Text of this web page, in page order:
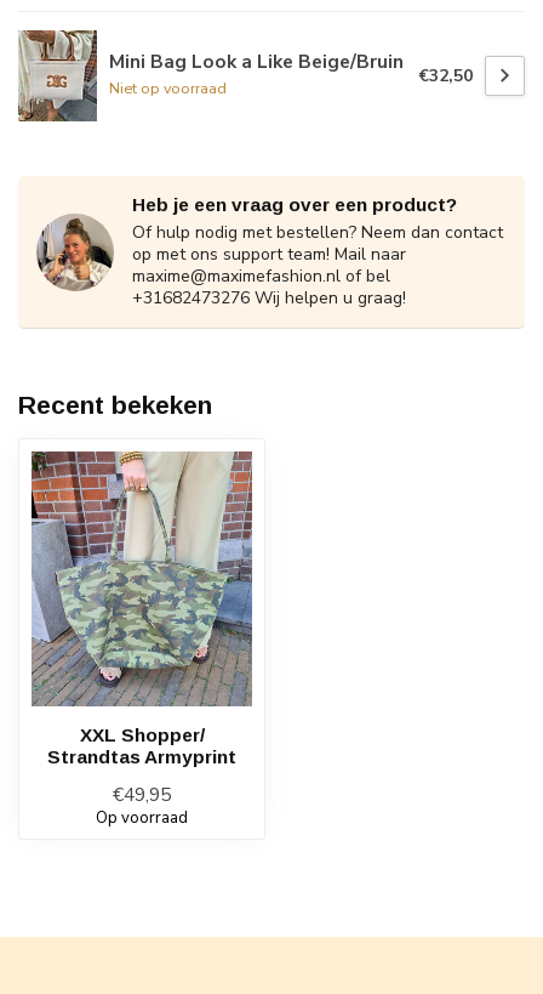
Mini Bag Look a Like Beige/Bruin
Niet op voorraad
€32,50
Heb je een vraag over een product?
Of hulp nodig met bestellen? Neem dan contact
op met ons support team! Mail naar
maxime@maximefashion.nl of bel
+31682473276 Wij helpen u graag!
Recent bekeken
XXL Shopper/
Strandtas Armyprint
€49,95
Op voorraad